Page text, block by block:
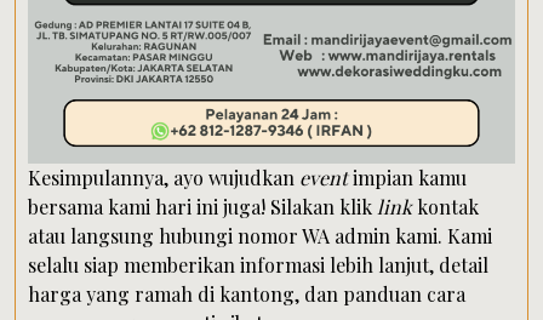
Kesimpulannya, ayo wujudkan eventimpian kamu
bersama kami hari ini juga! Silakan klik linkkontak
atau langsung hubungi nomor WA admin kami. Kami
selalu siap memberikan informasi lebih lanjut, detail
harga yang ramah di kantong, dan panduan cara